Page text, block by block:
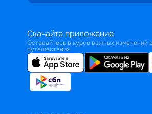
Скачайте приложение
Оставайтесь в курсе важных изменений
путешествиях